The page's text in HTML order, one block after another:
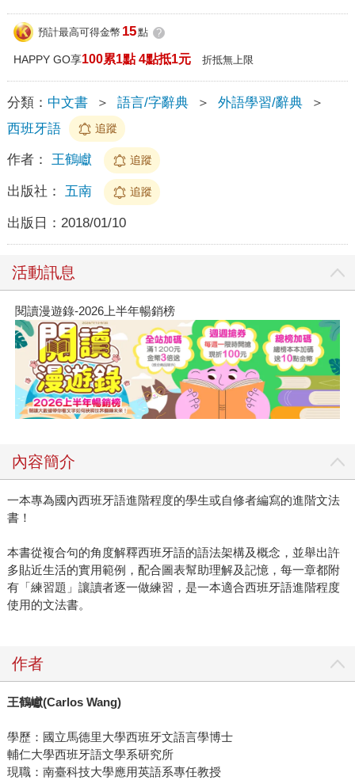
預計最高可得金幣 15點 ?
HAPPY GO享100累1點 4點抵1元 折抵無上限
分類： 中文書 ＞ 語言/字辭典 ＞ 外語學習/辭典
＞
西班牙語
追蹤
作者： 王鶴巘 追蹤
出版社： 五南 追蹤
出版日： 2018/01/10
活動訊息
閱讀漫遊錄-2026上半年暢銷榜
內容簡介
一本專為國內西班牙語進階程度的學生或自修者編寫的進階文法
書！
本書從複合句的角度解釋西班牙語的語法架構及概念，並舉出許
多貼近生活的實用範例，配合圖表幫助理解及記憶，每一章都附
有「練習題」讓讀者逐一做練習，是一本適合西班牙語進階程度
使用的文法書。
作者
王鶴巘(Carlos Wang)
學歷：國立馬德里大學西班牙文語言學博士
輔仁大學西班牙語文學系研究所
現職：南臺科技大學應用英語系專任教授